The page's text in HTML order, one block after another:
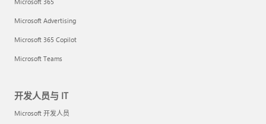
Microsoft Advertising
Microsoft 365 Copilot
Microsoft Teams
开发人员与 IT
Microsoft 开发人员